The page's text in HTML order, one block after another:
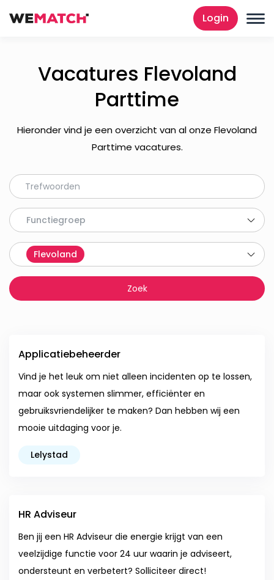
Login
Vacatures Flevoland
Parttime
Hieronder vind je een overzicht van al onze Flevoland
Parttime vacatures.
Functiegroep
Flevoland
Applicatiebeheerder
Vind je het leuk om niet alleen incidenten op te lossen,
maar ook systemen slimmer, efficiënter en
gebruiksvriendelijker te maken? Dan hebben wij een
mooie uitdaging voor je.
Lelystad
HR Adviseur
Ben jij een HR Adviseur die energie krijgt van een
veelzijdige functie voor 24 uur waarin je adviseert,
ondersteunt en verbetert? Solliciteer direct!